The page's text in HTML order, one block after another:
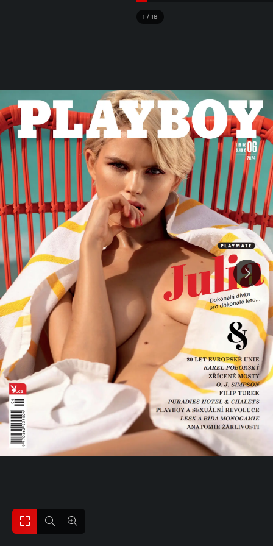
1 / 18